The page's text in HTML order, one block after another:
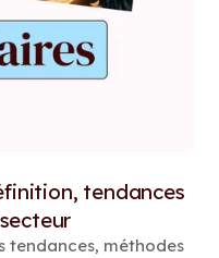
tendances
tendances, méthodes